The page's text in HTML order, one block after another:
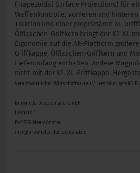
(Trapezoidal Surface Projections) für
Waffenkontrolle, vorderen und hinteren
Traktion und einer proprietären XL-
Ölflaschen-Griffkern bringt der K2-XL
Ergonomie auf die AR-Plattform größere
Griffkappe, Ölflaschen-Griffkern und
Lieferumfang enthalten. Andere
nicht mit der K2-XL-Griffkappe.
Verantwortlicher Wirtschaftsakteur/Hersteller gemäß
Brownells Deutschland GmbH
Lahnstr. 1
D-24539 Neumünster
info@brownells-deutschland.de